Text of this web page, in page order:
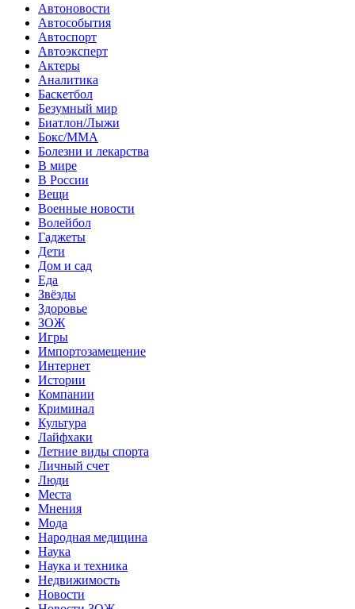
Автоновости
Автособытия
Автоспорт
Автоэксперт
Актеры
Аналитика
Баскетбол
Безумный мир
Биатлон/Лыжи
Бокс/MMA
Болезни и лекарства
В мире
В России
Вещи
Военные новости
Волейбол
Гаджеты
Дети
Дом и сад
Еда
Звёзды
Здоровье
ЗОЖ
Игры
Импортозамещение
Интернет
Истории
Компании
Криминал
Культура
Лайфхаки
Летние виды спорта
Личный счет
Люди
Места
Мнения
Мода
Народная медицина
Наука
Наука и техника
Недвижимость
Новости